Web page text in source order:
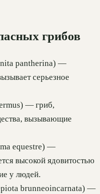
грибов
pantherina) —
серьезное
— гриб,
вызывающие
equestre) —
высокой ядовитостью
у людей.
brunneoincarnata) —